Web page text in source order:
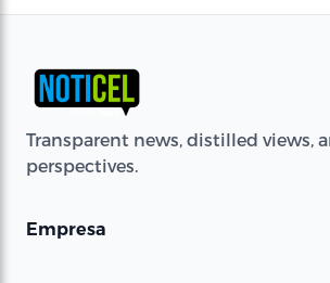
Transparent news, distilled views,
perspectives.
Empresa